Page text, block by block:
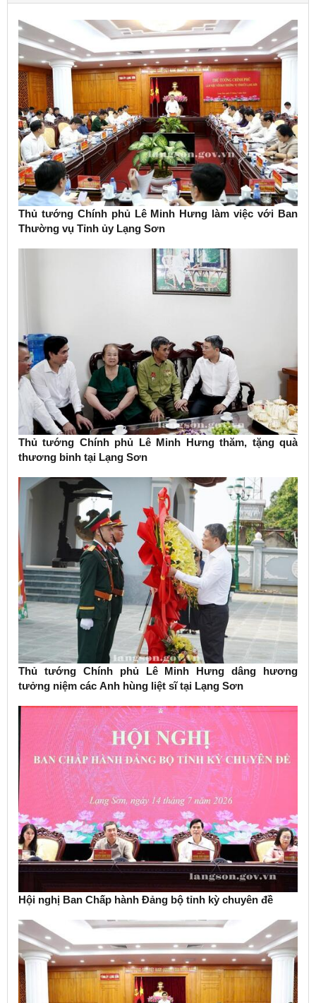
Thủ tướng Chính phủ Lê Minh Hưng làm việc với Ban
Thường vụ Tỉnh ủy Lạng Sơn
Thủ tướng Chính phủ Lê Minh Hưng thăm, tặng quà
thương binh tại Lạng Sơn
Thủ tướng Chính phủ Lê Minh Hưng dâng hương
tưởng niệm các Anh hùng liệt sĩ tại Lạng Sơn
Hội nghị Ban Chấp hành Đảng bộ tỉnh kỳ chuyên đề